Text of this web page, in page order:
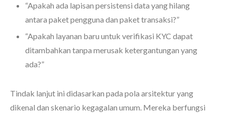
“Apakah ada lapisan persistensi data yang hilang
antara paket pengguna dan paket transaksi?”
“Apakah layanan baru untuk verifikasi KYC dapat
ditambahkan tanpa merusak ketergantungan yang
ada?”
Tindak lanjut ini didasarkan pada pola arsitektur yang
dikenal dan skenario kegagalan umum. Mereka berfungsi